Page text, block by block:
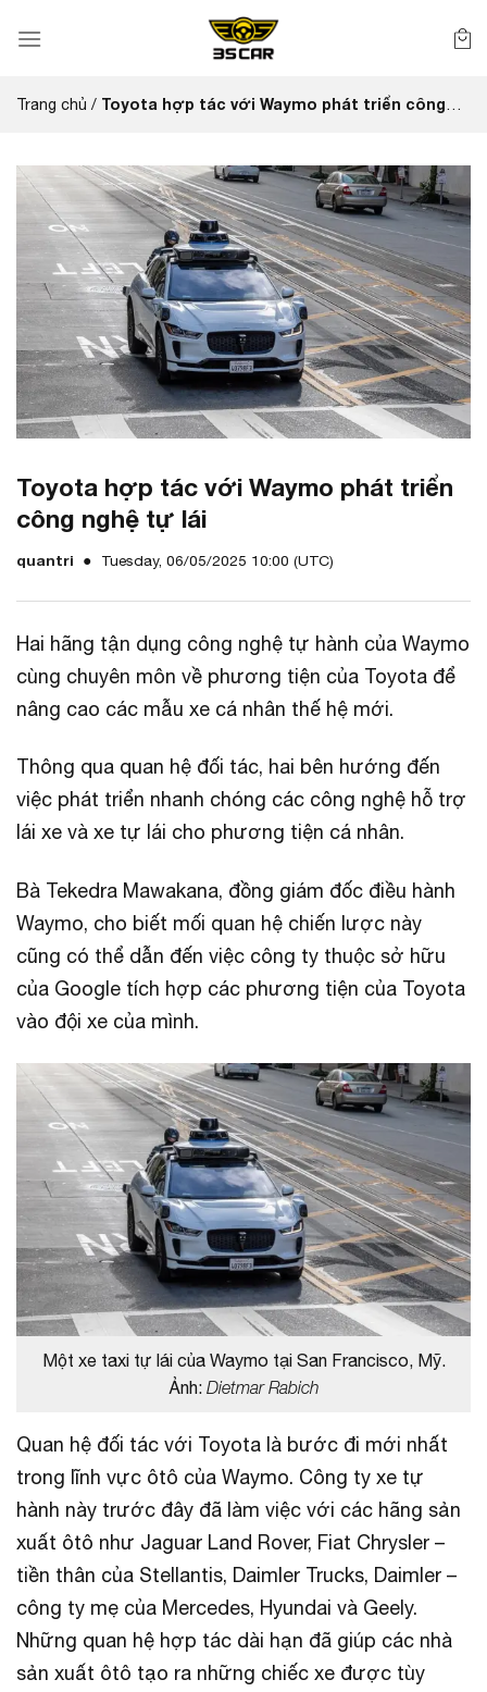
qua
dung
Trang chủ / Toyota hợp tác với Waymo phát triển công
Toyota hợp tác với Waymo phát triển
công nghệ tự lái
quantri Tuesday, 06/05/2025 10:00 (UTC)
Hai hãng tận dụng công nghệ tự hành của Waymo
cùng chuyên môn về phương tiện của Toyota để
nâng cao các mẫu xe cá nhân thế hệ mới.
Thông qua quan hệ đối tác, hai bên hướng đến
việc phát triển nhanh chóng các công nghệ hỗ trợ
lái xe và xe tự lái cho phương tiện cá nhân.
Bà Tekedra Mawakana, đồng giám đốc điều hành
Waymo, cho biết mối quan hệ chiến lược này
cũng có thể dẫn đến việc công ty thuộc sở hữu
của Google tích hợp các phương tiện của Toyota
vào đội xe của mình.
Một xe taxi tự lái của Waymo tại San Francisco, Mỹ.
Ảnh: Dietmar Rabich
Quan hệ đối tác với Toyota là bước đi mới nhất
trong lĩnh vực ôtô của Waymo. Công ty xe tự
hành này trước đây đã làm việc với các hãng sản
xuất ôtô như Jaguar Land Rover, Fiat Chrysler –
tiền thân của Stellantis, Daimler Trucks, Daimler –
công ty mẹ của Mercedes, Hyundai và Geely.
Những quan hệ hợp tác dài hạn đã giúp các nhà
sản xuất ôtô tạo ra những chiếc xe được tùy